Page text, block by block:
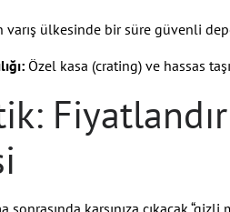
varış ülkesinde bir süre güvenli
Özel kasa (crating) ve hassas
karşınıza çıkacak “gizli